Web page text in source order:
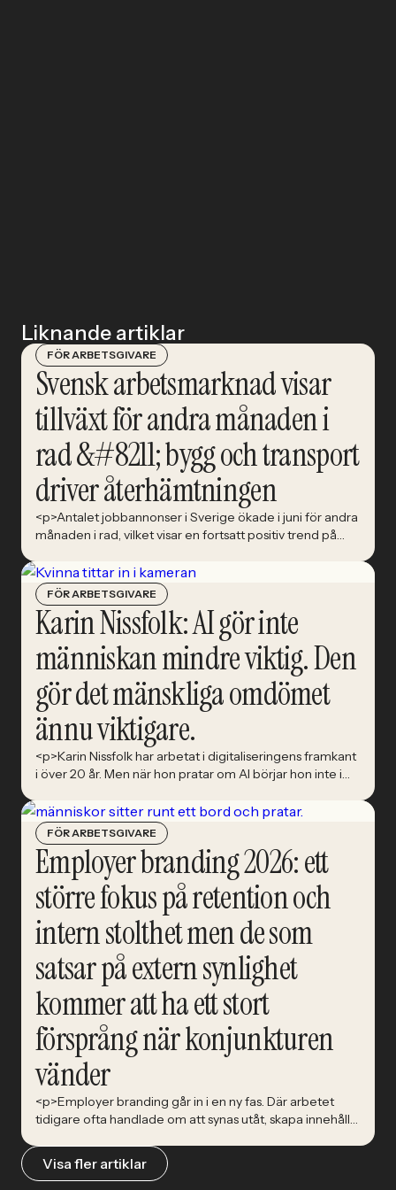
Liknande artiklar
FÖR ARBETSGIVARE
Svensk arbetsmarknad visar
tillväxt för andra månaden i
rad &#8211; bygg och transport
driver återhämtningen
<p>Antalet jobbannonser i Sverige ökade i juni för andra
månaden i rad, vilket visar en fortsatt positiv trend på
FÖR ARBETSGIVARE
Karin Nissfolk: AI gör inte
människan mindre viktig. Den
gör det mänskliga omdömet
ännu viktigare.
<p>Karin Nissfolk har arbetat i digitaliseringens framkant
i över 20 år. Men när hon pratar om AI börjar hon inte i
människorna som ska förstå vad tekniken faktiskt ska
göra.&nbsp; AI beskrivs ofta som ett tekniksprång.
Snabbare kod-skrivande. Smartare system. Nya verktyg
som kan förändra nästan allt. Karin [&hellip;]</p>
FÖR ARBETSGIVARE
Employer branding 2026: ett
större fokus på retention och
intern stolthet men de som
satsar på extern synlighet
kommer att ha ett stort
försprång när konjunkturen
vänder
<p>Employer branding går in i en ny fas. Där arbetet
tidigare ofta handlade om att synas utåt, skapa innehåll
rekryteringsundersökning 2026 att allt fler arbetsgivare
nu riktar blicken inåt. Medarbetarupplevelse, retention
Visa fler artiklar